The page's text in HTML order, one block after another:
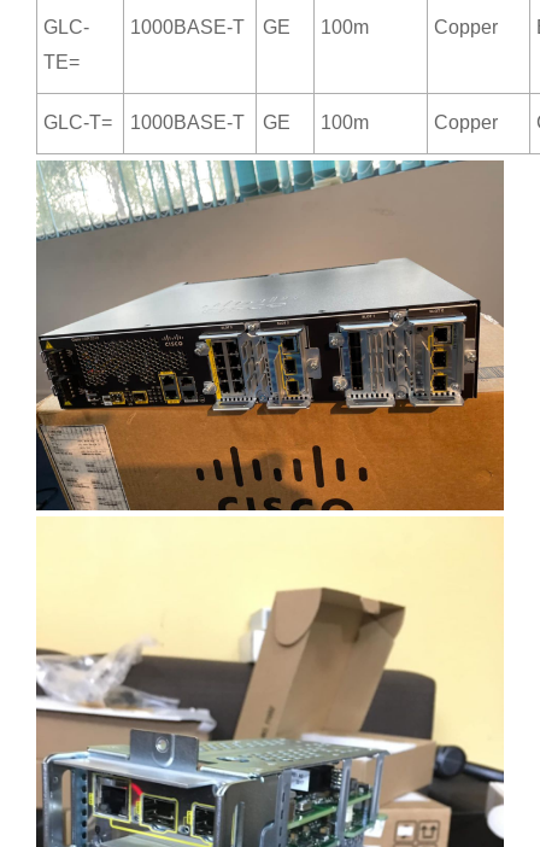
GLC-
TE=
1000BASE-T GE 100m Copper
GLC-T= 1000BASE-T GE 100m Copper